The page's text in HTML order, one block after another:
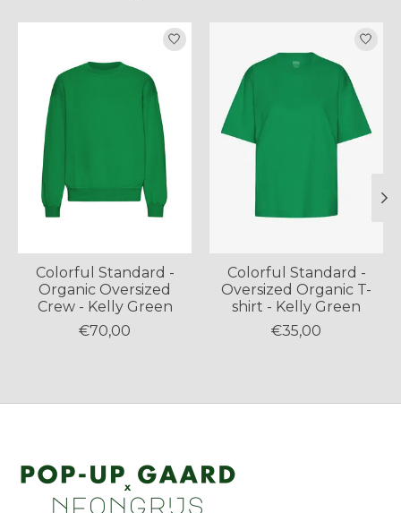
Items van productcarrousel
Colorful Standard -
Organic Oversized
Crew - Kelly Green
€70,00
Colorful Standard -
Oversized Organic T-
shirt - Kelly Green
€35,00